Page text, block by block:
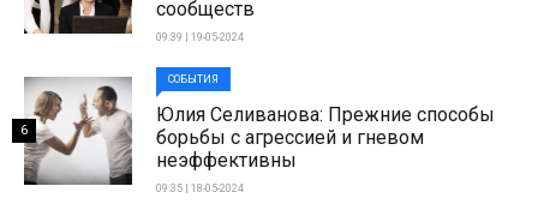
сообществ
09:39 | 19-05-2024
СОБЫТИЯ
Юлия Селиванова: Прежние способы
борьбы с агрессией и гневом
неэффективны
09:35 | 18-05-2024
6